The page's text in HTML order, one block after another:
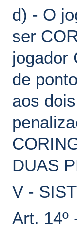
d) - O
ser
jogador
de
aos
DUAS
V -
Art. 14º